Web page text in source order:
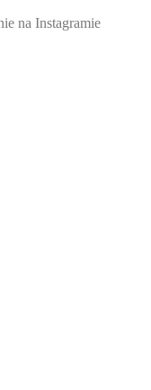
na Instagramie